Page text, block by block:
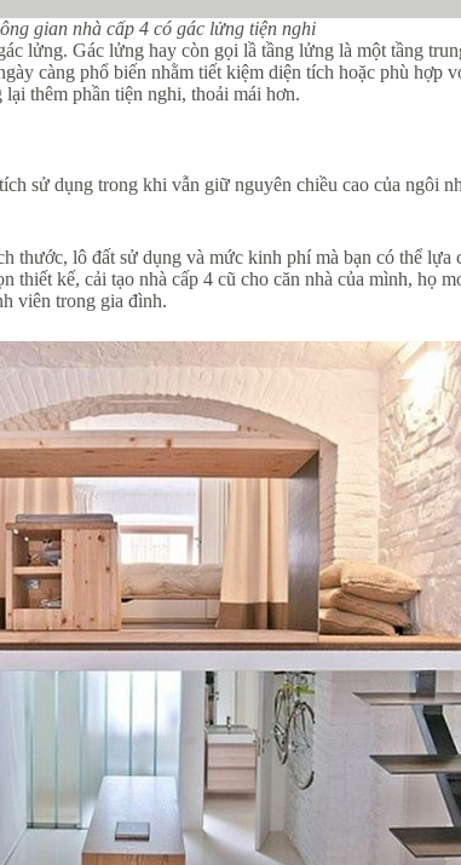
gian nhà cấp 4 có gác lửng tiện nghi
lửng. Gác lửng hay còn gọi lầ tầng lửng là một tầng
càng phổ biến nhằm tiết kiệm diện tích hoặc phù hợp
thêm phần tiện nghi, thoải mái hơn.
sử dụng trong khi vẫn giữ nguyên chiều cao của ngôi
lô đất sử dụng và mức kinh phí mà bạn có thể
kế, cải tạo nhà cấp 4 cũ cho căn nhà của mình, họ
viên trong gia đình.